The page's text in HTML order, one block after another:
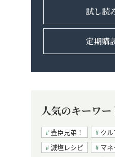
試し読
定期購
人気のキーワー
豊臣兄弟！
クル
減塩レシピ
マネ